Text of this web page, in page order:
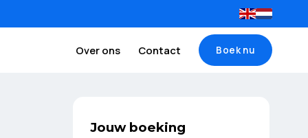
Over ons Contact Boek nu
Jouw boeking